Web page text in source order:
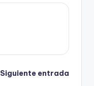
Siguiente entrada